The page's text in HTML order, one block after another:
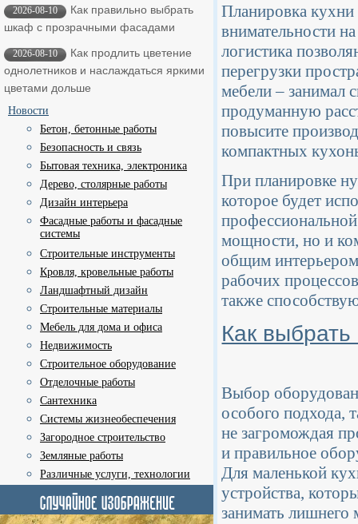
2026-08-10
Как правильно выбрать
шкаф с прозрачными фасадами
2026-08-10
Как продлить цветение
однолетников и наслаждаться яркими
цветами дольше
Новости
Бетон, бетонные работы
Безопасность и связь
Бытовая техника, электроника
Дерево, столярные работы
Дизайн интерьера
Фасадные работы и фасадные
системы
Строительные инструменты
Кровля, кровельные работы
Ландшафтный дизайн
Строительные материалы
Мебель для дома и офиса
Недвижимость
Строительное оборудование
Отделочные работы
Сантехника
Системы жизнеобеспечения
Загородное строительство
Земляные работы
Различные услуги, технологии
Планировка кухни
внимательности
логистика
перегрузки
мебели – занимал
продуманную
повысите
компактных
При планировке
которое будет
мощности, но и
общим
рабочих
также
Как
Выбор
особого подхода,
не загромождая
и правильное
Для маленькой
устройства,
занимать лишнего